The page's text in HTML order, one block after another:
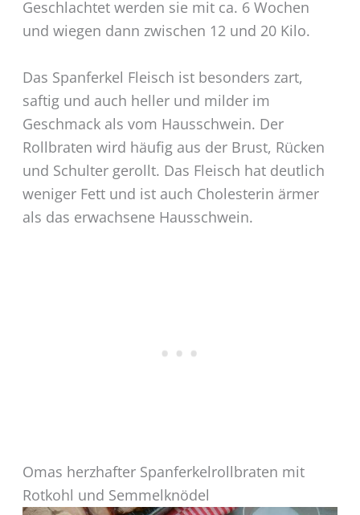
Geschlachtet werden sie mit ca. 6 Wochen
und wiegen dann zwischen 12 und 20 Kilo.
Das Spanferkel Fleisch ist besonders zart,
saftig und auch heller und milder im
Geschmack als vom Hausschwein. Der
Rollbraten wird häufig aus der Brust, Rücken
und Schulter gerollt. Das Fleisch hat deutlich
weniger Fett und ist auch Cholesterin ärmer
als das erwachsene Hausschwein.
Omas herzhafter Spanferkelrollbraten mit
Rotkohl und Semmelknödel